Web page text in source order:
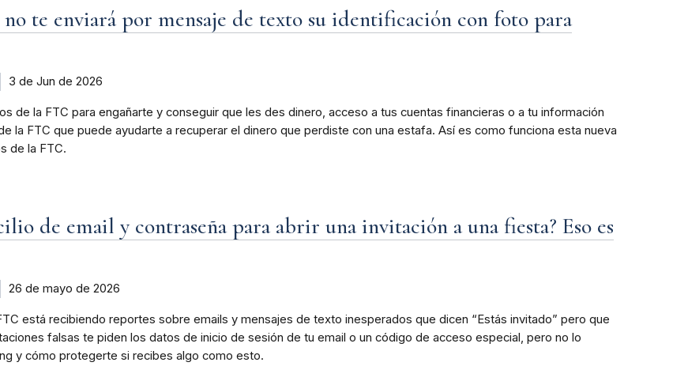
te enviará por mensaje de texto su identificación con foto para
3 de Jun de 2026
de la FTC para engañarte y conseguir que les des dinero, acceso a tus cuentas financieras o a tu información
la FTC que puede ayudarte a recuperar el dinero que perdiste con una estafa. Así es como funciona esta nueva
de la FTC.
de email y contraseña para abrir una invitación a una fiesta? Eso es
26 de mayo de 2026
está recibiendo reportes sobre emails y mensajes de texto inesperados que dicen “Estás invitado” pero que
falsas te piden los datos de inicio de sesión de tu email o un código de acceso especial, pero no lo
y cómo protegerte si recibes algo como esto.